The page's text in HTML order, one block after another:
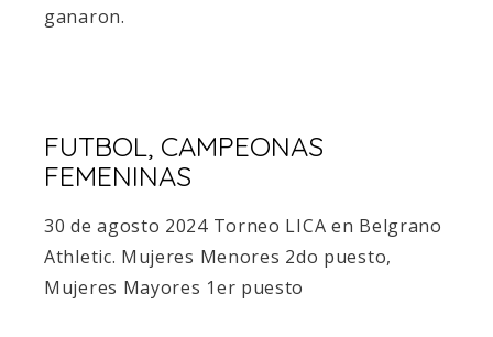
ganaron.
FUTBOL, CAMPEONAS
FEMENINAS
30 de agosto 2024 Torneo LICA en Belgrano
Athletic. Mujeres Menores 2do puesto,
Mujeres Mayores 1er puesto